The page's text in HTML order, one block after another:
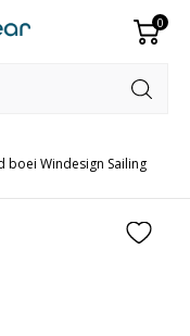
0
boei Windesign Sailing